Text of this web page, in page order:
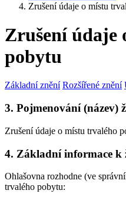
Zrušení údaje o místu
Zrušení údaje
pobytu
Základní znění Rozšířené znění
3. Pojmenování (název)
Zrušení údaje o místu trvalého
4. Základní informace k
Ohlašovna rozhodne (ve
trvalého pobytu: